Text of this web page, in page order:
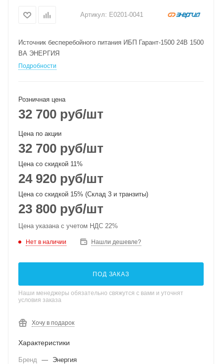
Артикул: Е0201-0041
Источник бесперебойного питания ИБП Гарант-1500 24В 1500
ВА ЭНЕРГИЯ
Подробности
Розничная цена
32 700 руб/шт
Цена по акции
32 700 руб/шт
Цена со скидкой 11%
24 920 руб/шт
Цена со скидкой 15% (Склад 3 и транзиты)
23 800 руб/шт
Цена указана с учетом НДС 22%
Нет в наличии Нашли дешевле?
ПОД ЗАКАЗ
Наши менеджеры обязательно свяжутся с вами и уточнят
условия заказа
Хочу в подарок
Характеристики
Бренд —
Энергия